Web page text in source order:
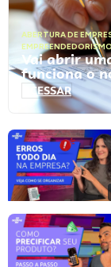
ABERTURA DE
EMPREENDEDORISMO
Vai abrir
funciona o
ACESSAR